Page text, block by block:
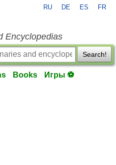
RU DE ES FR
Encyclopedias
Search!
Books Игры ⚽